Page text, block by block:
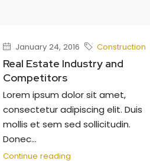
January 24, 2016 Construction
Real Estate Industry and
Competitors
Lorem ipsum dolor sit amet,
consectetur adipiscing elit. Duis
mollis et sem sed sollicitudin.
Donec...
Continue reading